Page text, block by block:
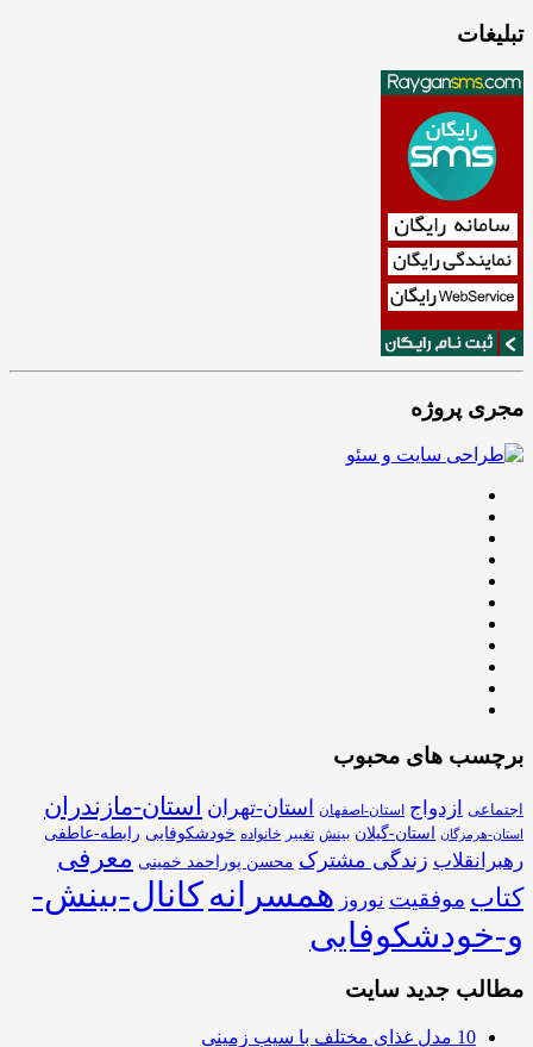
تبلیغات
مجری پروژه
برچسب های محبوب
اجتماعی ازدواج استان-اصفهان استان-تهران استان-مازندران
استان-هرمزگان استان-گیلان بینش تغییر خانواده خودشکوفایی رابطه-عاطفی
رهبرانقلاب زندگی مشترک محسن پوراحمد خمینی معرفی
کتاب موفقیت نوروز همسرانهکانال-بینش-
و-خودشکوفایی
مطالب جدید سایت
10 مدل غذای مختلف با سیب زمینی